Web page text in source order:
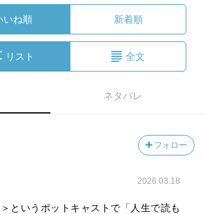
いね順 新着順
リスト 全文
ネタバレ
フォロー
2026.03.18
というポットキャストで「人生で読も